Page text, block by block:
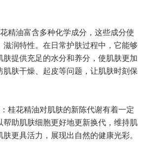
精油富含多种化学成分，这些成分使
润特性。在日常护肤过程中，它能够
提供充足的水分和养分，使肌肤更加
肤干燥、起皮等问题，让肌肤时刻保
桂花精油对肌肤的新陈代谢有着一定
帮助肌肤细胞更好地更新换代，维持肌
更具活力，展现出自然的健康光彩。